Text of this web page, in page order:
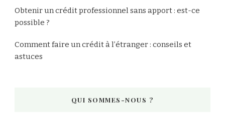
Obtenir un crédit professionnel sans apport : est-ce
possible ?
Comment faire un crédit à l’étranger : conseils et
astuces
QUI SOMMES-NOUS ?